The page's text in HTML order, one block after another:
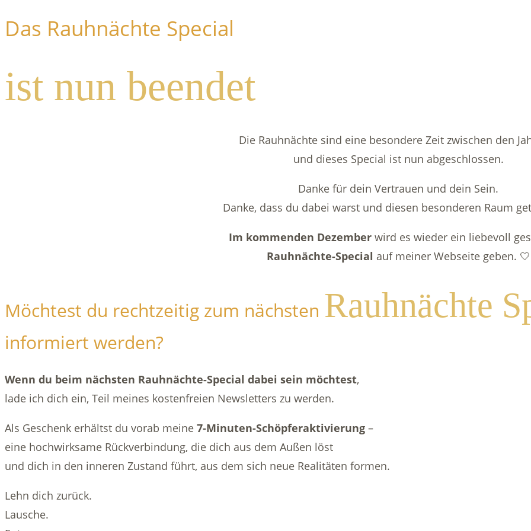
Das Rauhnächte Special
ist nun beendet
Die Rauhnächte sind eine besondere Zeit zwischen den
und dieses Special ist nun abgeschlossen.
Danke für dein Vertrauen und dein Sein.
Danke, dass du dabei warst und diesen besonderen Raum
Im kommenden Dezember wird es wieder ein liebevoll
Rauhnächte-Special auf meiner Webseite geben. 🤍
Möchtest du rechtzeitig zum nächsten Rauhnächte
informiert werden?
Wenn du beim nächsten Rauhnächte-Special dabei sein möchtest,
lade ich dich ein, Teil meines kostenfreien Newsletters zu werden.
Als Geschenk erhältst du vorab meine 7-Minuten-Schöpferaktivierung –
eine hochwirksame Rückverbindung, die dich aus dem Außen löst
und dich in den inneren Zustand führt, aus dem sich neue Realitäten formen.
Lehn dich zurück.
Lausche.